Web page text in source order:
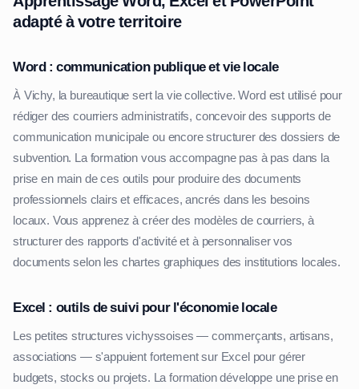
adapté à votre territoire
Word : communication publique et vie locale
À Vichy, la bureautique sert la vie collective. Word est utilisé pour
rédiger des courriers administratifs, concevoir des supports de
communication municipale ou encore structurer des dossiers de
subvention. La formation vous accompagne pas à pas dans la
prise en main de ces outils pour produire des documents
professionnels clairs et efficaces, ancrés dans les besoins
locaux. Vous apprenez à créer des modèles de courriers, à
structurer des rapports d'activité et à personnaliser vos
documents selon les chartes graphiques des institutions locales.
Excel : outils de suivi pour l'économie locale
Les petites structures vichyssoises — commerçants, artisans,
associations — s'appuient fortement sur Excel pour gérer
budgets, stocks ou projets. La formation développe une prise en